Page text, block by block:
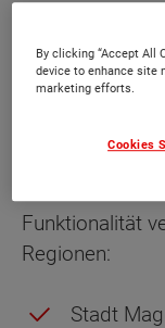
umfassenden
Standort in
Merkmale
Funktionalität
Regionen:
Stadt
By clicking “Accept All
device to enhance site
marketing efforts.
Cookies